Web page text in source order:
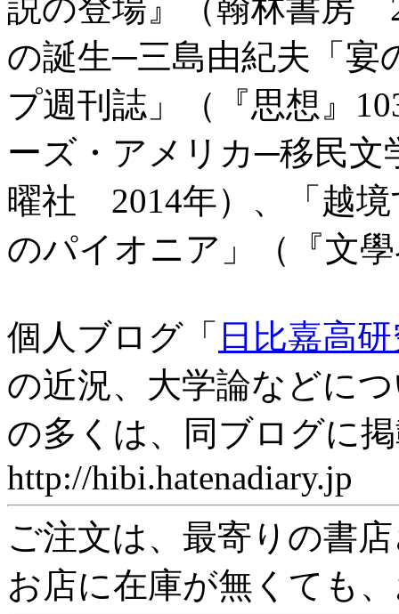
説の登場』（翰林書房
の誕生─三島由紀夫「宴
プ週刊誌」（『思想』
ーズ・アメリカ─移民文
曜社 2014年）、「越
のパイオニア」（『文
個人ブログ「 日比嘉高
の近況、大学論などに
の多くは、同ブログに
http://hibi.hatenadiary.jp
ご注文は、最寄りの書
お店に在庫が無くても